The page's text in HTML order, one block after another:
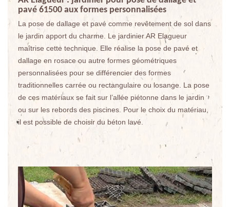
pavé 61500 aux formes personnalisées
La pose de dallage et pavé comme revêtement de sol dans
le jardin apport du charme. Le jardinier AR Elagueur
maîtrise cette technique. Elle réalise la pose de pavé et
dallage en rosace ou autre formes géométriques
personnalisées pour se différencier des formes
traditionnelles carrée ou rectangulaire ou losange. La pose
de ces matériaux se fait sur l’allée piétonne dans le jardin
ou sur les rebords des piscines. Pour le choix du matériau,
il est possible de choisir du béton lavé.